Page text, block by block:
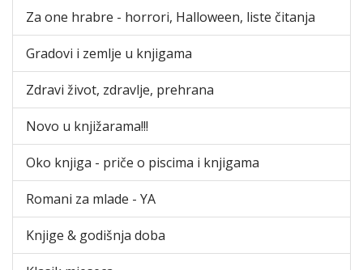
Za one hrabre - horrori, Halloween, liste čitanja
Gradovi i zemlje u knjigama
Zdravi život, zdravlje, prehrana
Novo u knjižarama!!!
Oko knjiga - priče o piscima i knjigama
Romani za mlade - YA
Knjige & godišnja doba